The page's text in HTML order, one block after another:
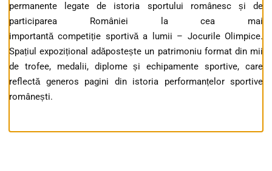
permanente legate de istoria sportului românesc și de
participarea României la cea mai
importantă competiție sportivă a lumii – Jocurile Olimpice.
Spațiul expozițional adăpostește un patrimoniu format din mii
de trofee, medalii, diplome și echipamente sportive, care
reflectă generos pagini din istoria performanțelor sportive
românești.